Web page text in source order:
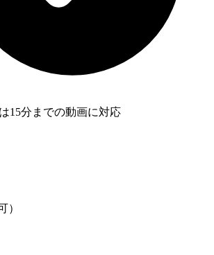
15分までの動画に対応
）